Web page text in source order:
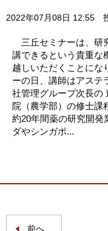
2022年07月08日 12:55
三丘セミナーは、研
講できるという貴重な
越しいただくことにな
ーの日、講師はアステ
社管理グループ次長
院（農学部）の修士課
約20年間薬の研究開発
ダやシンガポ...
前へ